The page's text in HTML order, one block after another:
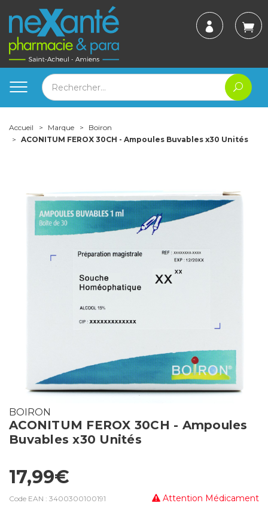
Accueil Marque
Boiron
ACONITUM FEROX 30CH - Ampoules Buvables x30 Unités
BOIRON
ACONITUM FEROX 30CH - Ampoules
Buvables x30 Unités
17,99€
Attention Médicament
Code EAN : 3400300100191